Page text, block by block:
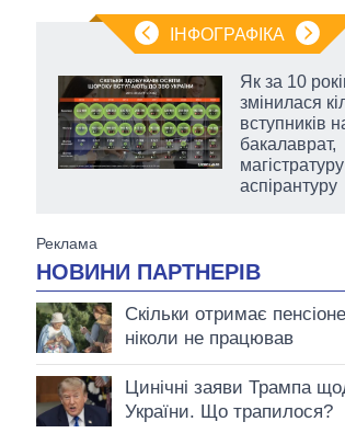
ІНФОГРАФІКА
Як за 10
змінилася
вступників
бакалаврат,
аспірантуру